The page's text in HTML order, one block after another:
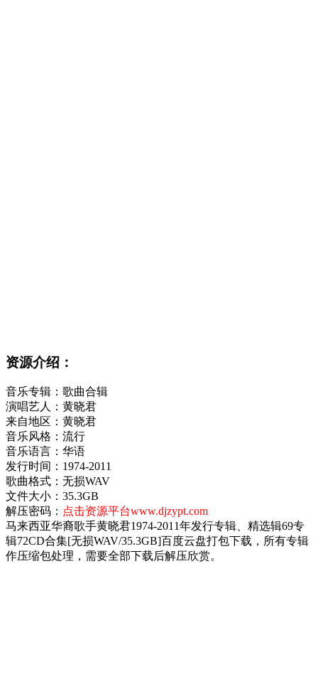
资源介绍：
音乐专辑：歌曲合辑
演唱艺人：黄晓君
来自地区：黄晓君
音乐风格：流行
音乐语言：华语
发行时间：1974-2011
歌曲格式：无损WAV
文件大小：35.3GB
解压密码： 点击资源平台www.djzypt.com
马来西亚华裔歌手黄晓君1974-2011年发行专辑、精选辑69专
辑72CD合集[无损WAV/35.3GB]百度云盘打包下载，所有专辑
作压缩包处理，需要全部下载后解压欣赏。